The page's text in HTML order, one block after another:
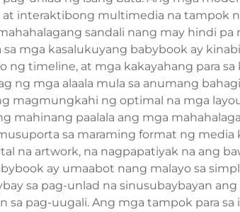
interaktibong multimedia na tampok
sandali nang may hindi
mga kasalukuyang babybook ay
timeline, at mga kakayahang para
ng mga alaala mula sa anumang
magmungkahi ng optimal na mga
mahinang paalala ang mga
sa maraming format ng media
na artwork, na nagpapatiyak na ang
ay umaabot nang malayo sa
sa pag-unlad na sinusubaybayan
sa pag-uugali. Ang mga tampok para